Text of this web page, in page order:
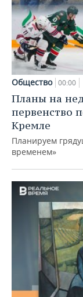
Общество 00:00
Планы на
первенство
Кремле
Планируем
временем»